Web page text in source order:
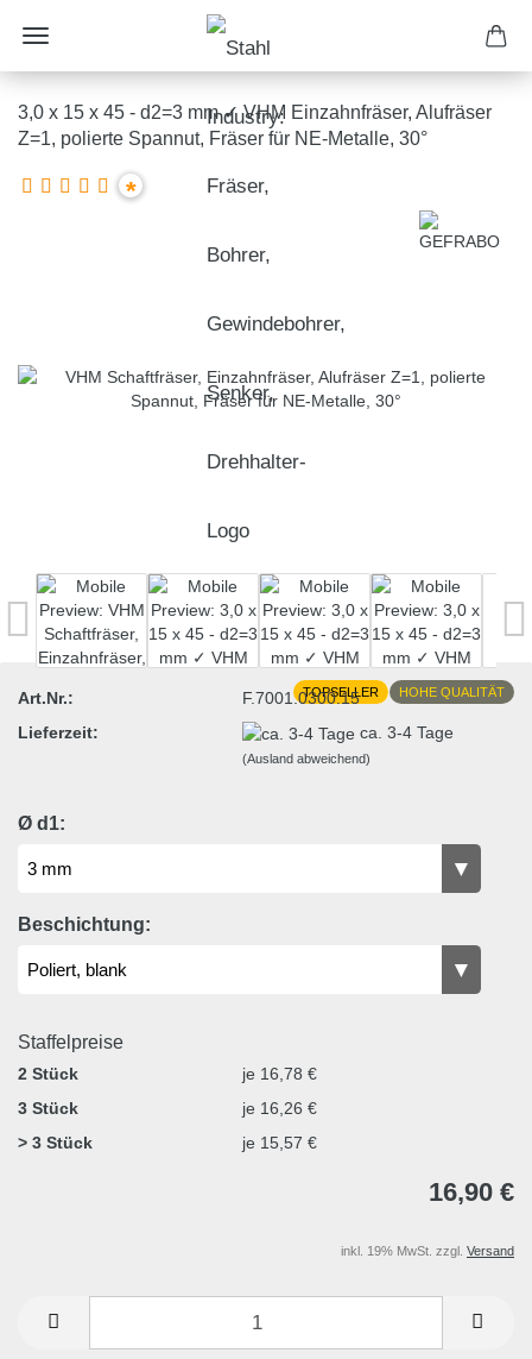
3,0 x 15 x 45 - d2=3 mm ✓ VHM Einzahnfräser, Alufräser
Z=1, polierte Spannut, Fräser für NE-Metalle, 30°
*
TOPSELLER HOHE QUALITÄT
Art.Nr.:
F.7001.0300.15
Lieferzeit:
ca. 3-4 Tage
(Ausland abweichend)
Ø d1:
Beschichtung:
Staffelpreise
2 Stück
je 16,78 €
3 Stück
je 16,26 €
> 3 Stück
je 15,57 €
16,90 €
inkl. 19% MwSt. zzgl. Versand